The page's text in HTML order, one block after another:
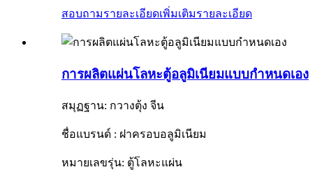
สอบถามรายละเอียดเพิ่มเติมรายละเอียด
การผลิตแผ่นโลหะตู้อลูมิเนียมแบบกำหนดเอง
สมุฏฐาน: กวางตุ้ง จีน
ชื่อแบรนด์ : ฝาครอบอลูมิเนียม
หมายเลขรุ่น: ตู้โลหะแผ่น